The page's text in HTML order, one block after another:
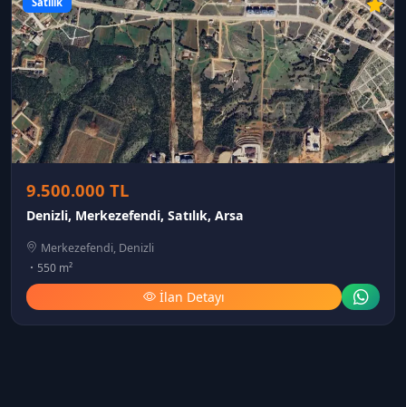
9.500.000 TL
Denizli, Merkezefendi, Satılık, Arsa
Merkezefendi, Denizli
550 m²
İlan Detayı